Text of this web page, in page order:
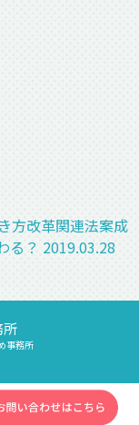
方改革関連法案成
る？ 2019.03.28
所
事務所